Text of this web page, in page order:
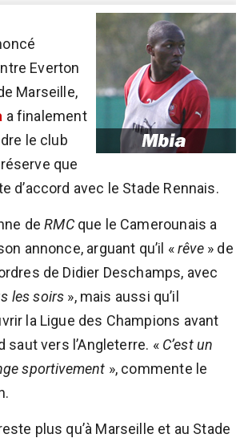
Everton
Marseille,
a finalement
le club
que
d’accord avec le Stade Rennais.
deRMCque le Camerounais a
annonce, arguant qu’il «rêve» de
de Didier Deschamps, avec
les soirs », mais aussi qu’il
la Ligue des Champions avant
saut vers l’Angleterre. « C’est un
sportivement », commente le
plus qu’à Marseille et au Stade